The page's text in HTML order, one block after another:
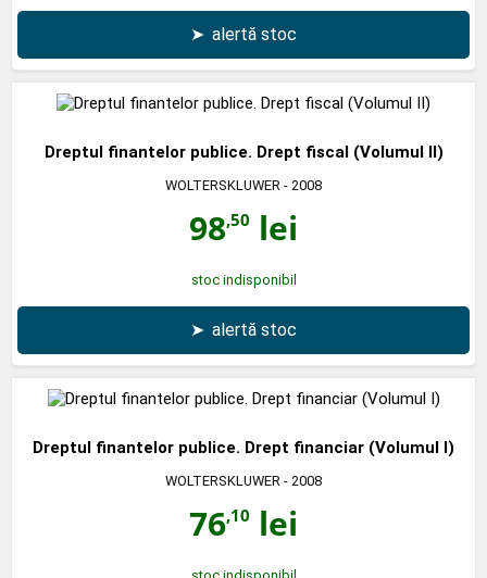
➤ alertă stoc
Dreptul finantelor publice. Drept fiscal (Volumul II)
WOLTERSKLUWER - 2008
98,50 lei
stoc indisponibil
➤ alertă stoc
Dreptul finantelor publice. Drept financiar (Volumul I)
WOLTERSKLUWER - 2008
76,10 lei